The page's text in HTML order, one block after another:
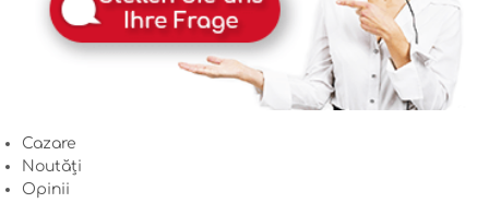
Cazare
Noutăți
Opinii